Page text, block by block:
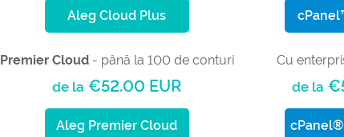
Aleg Cloud Plus
Premier Cloud- până la 100 de conturi
de la €52.00 EUR
Aleg Premier Cloud
Cu
de la
cPanel®